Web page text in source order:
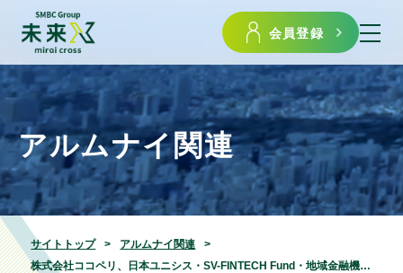
会員登録
アルムナイ関連
サイトトップ
アルムナイ関連
株式会社ココペリ、日本ユニシス・SV-FINTECH Fund・地域金融機関等から総額4億円の資金調達を実施